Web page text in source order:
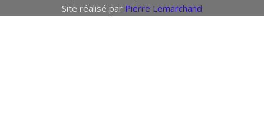
Site réalisé par Pierre Lemarchand